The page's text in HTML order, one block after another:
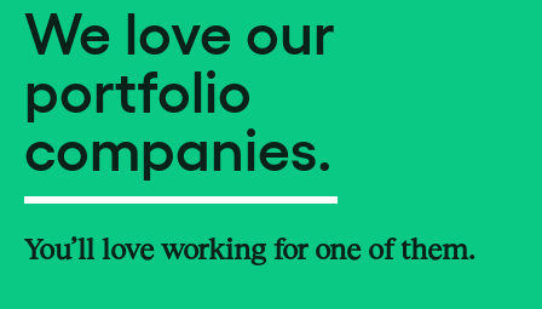
We love our
portfolio
companies.
You’ll love working for one of them.